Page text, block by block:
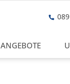
ANGEBOTE